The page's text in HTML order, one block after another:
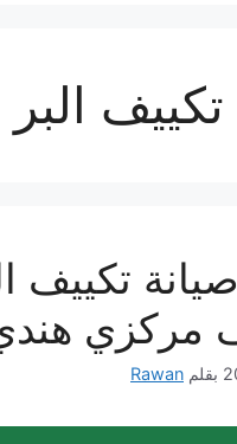
البر
مركزي
بقلم Rawan